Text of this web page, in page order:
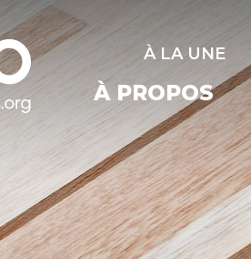
À LA UNE
À PROPOS